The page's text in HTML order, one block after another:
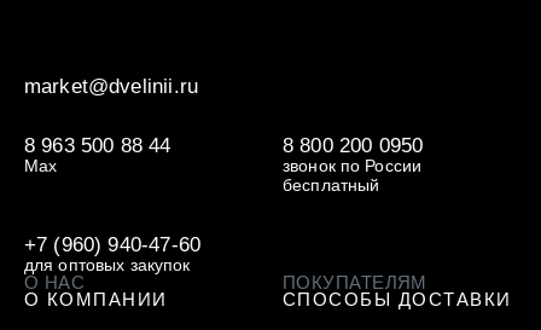
market@dvelinii.ru
8 800 200 0950
звонок по России
бесплатный
8 963 500 88 44
Max
+7 (960) 940-47-60
для оптовых закупок
О НАС
О КОМПАНИИ
ПОКУПАТЕЛЯМ
СПОСОБЫ ДОСТАВКИ